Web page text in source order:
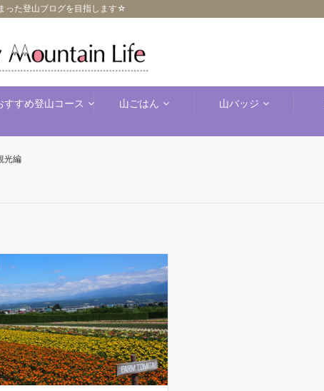
った登山ブログを目指します☆
すすめ登山コース 山ごはん 山バッジ
光編